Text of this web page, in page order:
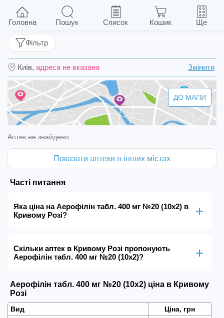
Аерофілін табл. 400 мг №20 (10х2)
Київ, адреса не вказана Змінити
Фільтр
ДО МАПИ
Аптек не знайдено.
Показати аптеки в інших містах
Часті питання
Яка ціна на Аерофілін табл. 400 мг №20 (10х2) в
Кривому Розі?
Скільки аптек в Кривому Розі пропонують
Аерофілін табл. 400 мг №20 (10х2)?
Аерофілін табл. 400 мг №20 (10х2) ціна в Кривому
Розі
Вид Ціна, грн
Головна Пошук Список Кошик Ще